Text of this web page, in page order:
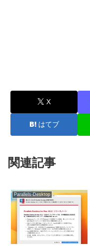
X
はてブ
関連記事
Parallels-Desktop